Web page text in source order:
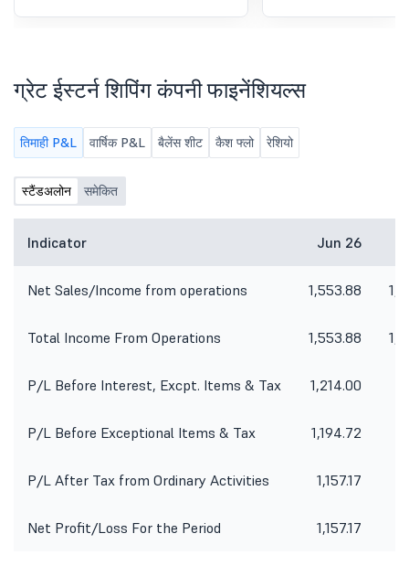
ग्रेट ईस्टर्न शिपिंग कंपनी फाइनेंशियल्स
तिमाही P&L वार्षिक P&L बैलेंस शीट कैश फ्लो रेशियो
स्टैंडअलोन समेकित
Indicator Jun 26
Net Sales/Income from operations 1,553.88
Total Income From Operations 1,553.88
P/L Before Interest, Excpt. Items & Tax 1,214.00
P/L Before Exceptional Items & Tax 1,194.72
P/L After Tax from Ordinary Activities 1,157.17
Net Profit/Loss For the Period 1,157.17